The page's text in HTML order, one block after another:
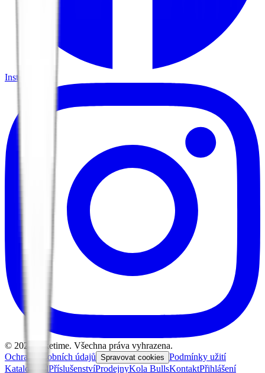
Instagram
© 2026
Biketime. Všechna práva vyhrazena.
Ochrana osobních údajů Spravovat cookies Podmínky užití
Katalog kolPříslušenstvíProdejnyKola BullsKontaktPřihlášení